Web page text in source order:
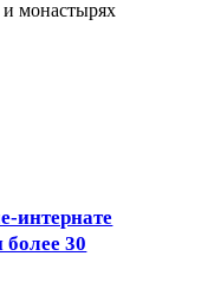
и монастырях
интернате
30